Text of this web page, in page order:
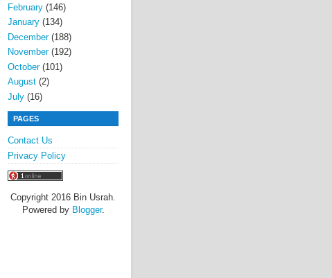
February (146)
January (134)
December(188)
November(192)
October(101)
August (2)
July (16)
PAGES
Contact Us
Privacy Policy
Copyright 2016 Bin Usrah.
Powered by Blogger.